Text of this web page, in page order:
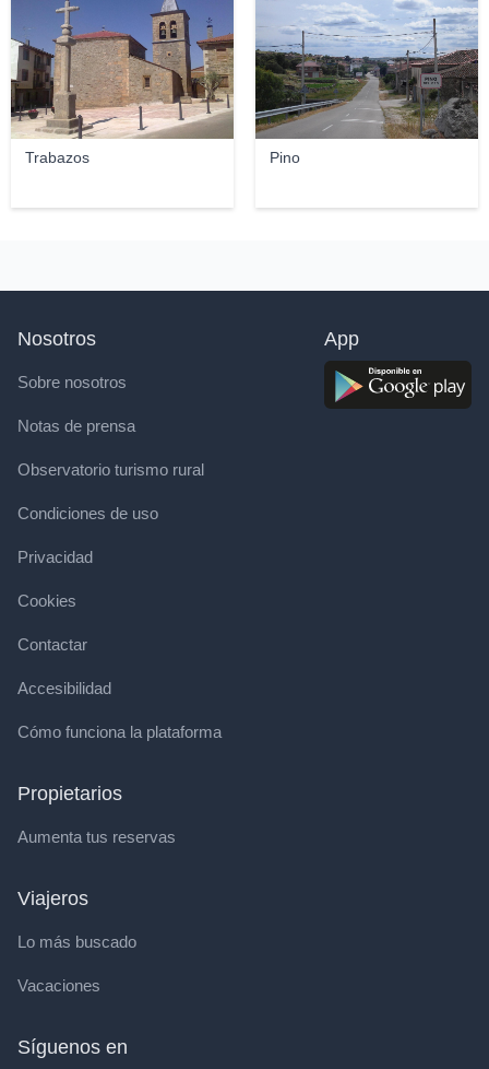
Trabazos Pino
Nosotros
Sobre nosotros
Notas de prensa
Observatorio turismo rural
Condiciones de uso
Privacidad
Cookies
Contactar
Accesibilidad
Cómo funciona la plataforma
Propietarios
Aumenta tus reservas
Viajeros
Lo más buscado
Vacaciones
App
Síguenos en